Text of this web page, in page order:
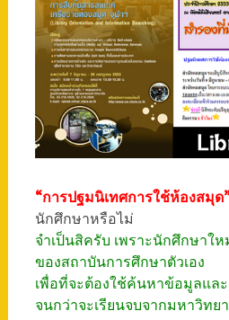
“การปฐมนิเทศการใช้ห้องสมุด”
นักศึกษาหรือไม่
จำเป็นสิครับ เพราะนักศึกษาใ
ของสถาบันการศึกษาตัวเอง
เพื่อที่จะต้องใช้ค้นหาข้อมูลแล
จนกว่าจะเรียนจบจากมหาวิทย